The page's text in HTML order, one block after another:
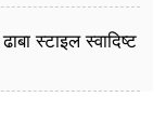
स्टाइल स्वादिष्ट